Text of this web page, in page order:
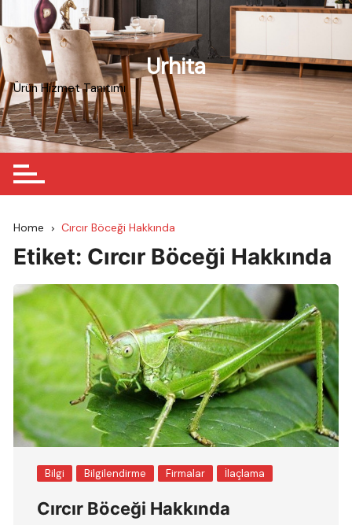
to
content
Urhita
Ürün Hizmet Tanıtımı
Home Cırcır Böceği Hakkında
Etiket: Cırcır Böceği Hakkında
Bilgi Bilgilendirme Firmalar İlaçlama
Cırcır Böceği Hakkında